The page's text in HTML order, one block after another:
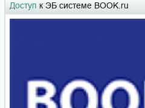
Доступ к ЭБ системе BOOK.ru